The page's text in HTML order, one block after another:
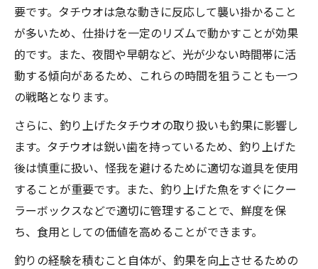
要です。タチウオは急な動きに反応して襲い掛かること
が多いため、仕掛けを一定のリズムで動かすことが効果
的です。また、夜間や早朝など、光が少ない時間帯に活
動する傾向があるため、これらの時間を狙うことも一つ
の戦略となります。
さらに、釣り上げたタチウオの取り扱いも釣果に影響し
ます。タチウオは鋭い歯を持っているため、釣り上げた
後は慎重に扱い、怪我を避けるために適切な道具を使用
することが重要です。また、釣り上げた魚をすぐにクー
ラーボックスなどで適切に管理することで、鮮度を保
ち、食用としての価値を高めることができます。
釣りの経験を積むこと自体が、釣果を向上させるための